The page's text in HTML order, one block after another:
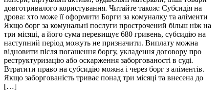
довготривалого користування. Читайте також: Субсидія на
дрова: хто може її оформити Борги за комуналку та аліменти
Якщо борг за комунальні послуги прострочений більш ніж на
три місяці, а його сума перевищує 680 гривень, субсидію на
наступний період можуть не призначити. Виплату можна
відновити після погашення боргу, укладення договору про
реструктуризацію або оскарження заборгованості в суді.
Втратити право на субсидію можна і через борг з аліментів.
Якщо заборгованість триває понад три місяці та внесена до
[…]